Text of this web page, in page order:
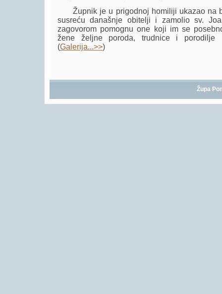
Župnik je u prigodnoj homiliji ukazao na
susreću današnje obitelji i zamolio sv.
zagovorom pomognu one koji im se
žene željne poroda, trudnice i
(Galerija...>>)
Župa